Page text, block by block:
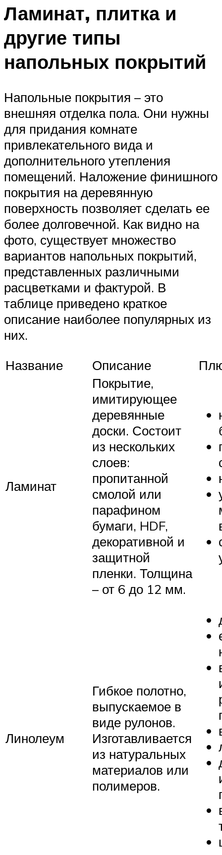
Ламинат, плитка и
другие типы
напольных покрытий
Напольные покрытия – это
внешняя отделка пола. Они нужны
для придания комнате
привлекательного вида и
дополнительного утепления
помещений. Наложение финишного
покрытия на деревянную
поверхность позволяет сделать ее
более долговечной. Как видно на
фото, существует множество
вариантов напольных покрытий,
представленных различными
расцветками и фактурой. В
таблице приведено краткое
описание наиболее популярных из
них.
Название
Описание
Ламинат
Покрытие,
имитирующее
деревянные
доски. Состоит
из нескольких
слоев:
пропитанной
смолой или
парафином
бумаги, HDF,
декоративной и
защитной
пленки. Толщина
– от 6 до 12 мм.
Линолеум
Гибкое полотно,
выпускаемое в
виде рулонов.
Изготавливается
из натуральных
материалов или
полимеров.